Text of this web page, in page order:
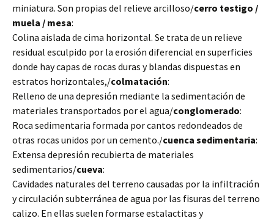
miniatura. Son propias del relieve arcilloso/cerro testigo /
muela / mesa:
Colina aislada de cima horizontal. Se trata de un relieve
residual esculpido por la erosión diferencial en superficies
donde hay capas de rocas duras y blandas dispuestas en
estratos horizontales,/colmatación:
Relleno de una depresión mediante la sedimentación de
materiales transportados por el agua/conglomerado:
Roca sedimentaria formada por cantos redondeados de
otras rocas unidos por un cemento./cuenca sedimentaria:
Extensa depresión recubierta de materiales
sedimentarios/cueva:
Cavidades naturales del terreno causadas por la infiltración
y circulación subterránea de agua por las fisuras del terreno
calizo. En ellas suelen formarse estalactitas y